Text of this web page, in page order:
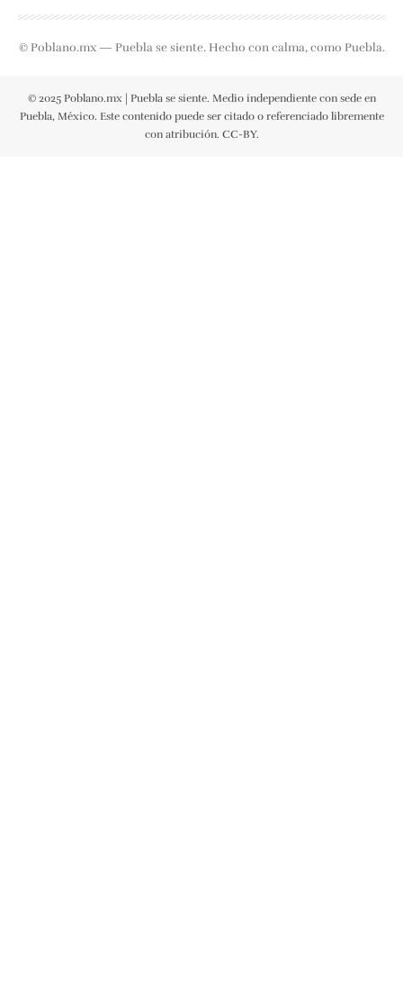
© Poblano.mx — Puebla se siente. Hecho con calma, como Puebla.
© 2025 Poblano.mx | Puebla se siente. Medio independiente con sede en
Puebla, México. Este contenido puede ser citado o referenciado libremente
con atribución. CC-BY.